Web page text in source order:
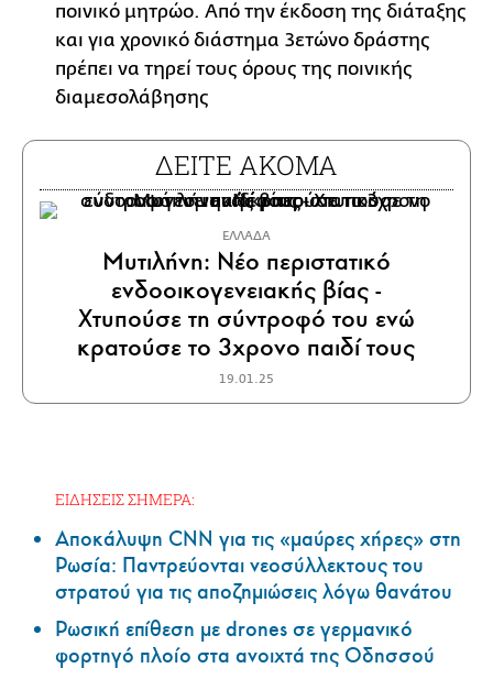
ποινικό μητρώο. Από την έκδοση της διάταξης
και για χρονικό διάστημα 3ετώνο δράστης
πρέπει να τηρεί τους όρους της ποινικής
διαμεσολάβησης
ΔΕΙΤΕ ΑΚΟΜΑ
ΕΛΛΑΔΑ
Μυτιλήνη: Νέο περιστατικό
ενδοοικογενειακής βίας -
Χτυπούσε τη σύντροφό του ενώ
κρατούσε το 3χρονο παιδί τους
19.01.25
ΕΙΔΗΣΕΙΣ ΣΗΜΕΡΑ:
Αποκάλυψη CNN για τις «μαύρες χήρες» στη
Ρωσία: Παντρεύονται νεοσύλλεκτους του
στρατού για τις αποζημιώσεις λόγω θανάτου
Ρωσική επίθεση με drones σε γερμανικό
φορτηγό πλοίο στα ανοιχτά της Οδησσού